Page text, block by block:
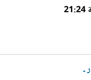
ـ